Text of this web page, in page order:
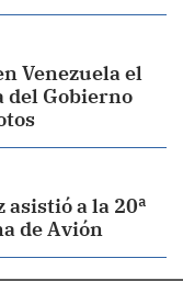
Venezuela el
del Gobierno
asistió a la 20ª
de Avión